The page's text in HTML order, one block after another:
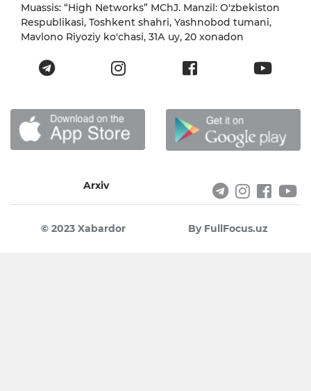
Muassis: “High Networks” MChJ. Manzil: O'zbekiston
Respublikasi, Toshkent shahri, Yashnobod tumani,
Mavlono Riyoziy ko'chasi, 31А uy, 20 xonadon
Arxiv
© 2023 Xabardor By FullFocus.uz